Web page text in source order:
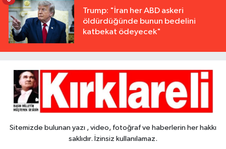
Trump: "İran her ABD askeri
öldürdüğünde bunun bedelini
katbekat ödeyecek"
Sitemizde bulunan yazı , video, fotoğraf ve haberlerin her hakkı
saklıdır. İzinsiz kullanılamaz.